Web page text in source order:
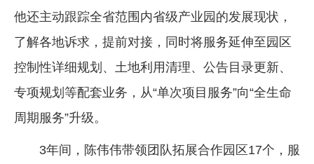
他还主动跟踪全省范围内省级产业园的发展现状，
了解各地诉求，提前对接，同时将服务延伸至园区
控制性详细规划、土地利用清理、公告目录更新、
专项规划等配套业务，从“单次项目服务”向“全生命
周期服务”升级。
3年间，陈伟伟带领团队拓展合作园区17个，服